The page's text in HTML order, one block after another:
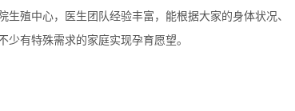
殖中心，医生团队经验丰富，能根据大家的身体状况、
有特殊需求的家庭实现孕育愿望。